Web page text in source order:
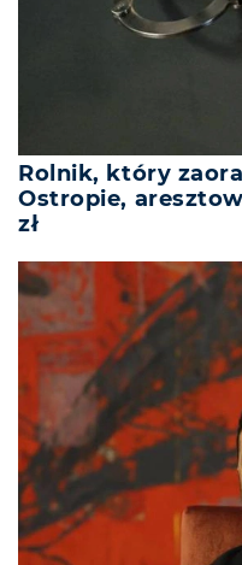
Rolnik, który
Ostropie,
zł